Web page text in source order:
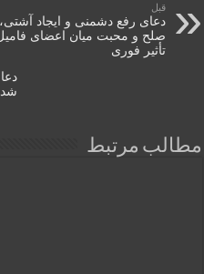
قبل
دعای رفع دشمنی و ایجاد آشتی،
صلح و محبت میان اعضای
تأثیر فوری
مطالب مرتبط